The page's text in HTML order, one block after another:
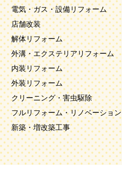
電気・ガス・設備リフォーム
店舗改装
解体リフォーム
外溝・エクステリアリフォーム
内装リフォーム
外装リフォーム
クリーニング・害虫駆除
フルリフォーム・リノベーション
新築・増改築工事